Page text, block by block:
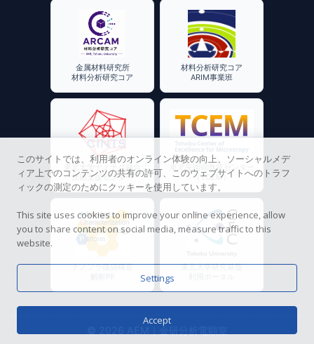
金属材料研究所
材料分析研究コア
材料分析研究コア
ARIM事業班
東北大学ナノテク融合
技術支援センター
東北先端顕微鏡センター
（TCEM）
ナノプラ微細構造
東北大学研究基盤
このサイトでは、利用者のオンライン体験の向上、ソーシャルメデ
ィア上でのコンテンツの共有の許可、このウェブサイトへのトラフ
ィックの測定のためにクッキーを使用しています。
This site uses cookies to improve your online experience, allow
you to share content on social media, measure traffic to this
website.
Settings
Accept